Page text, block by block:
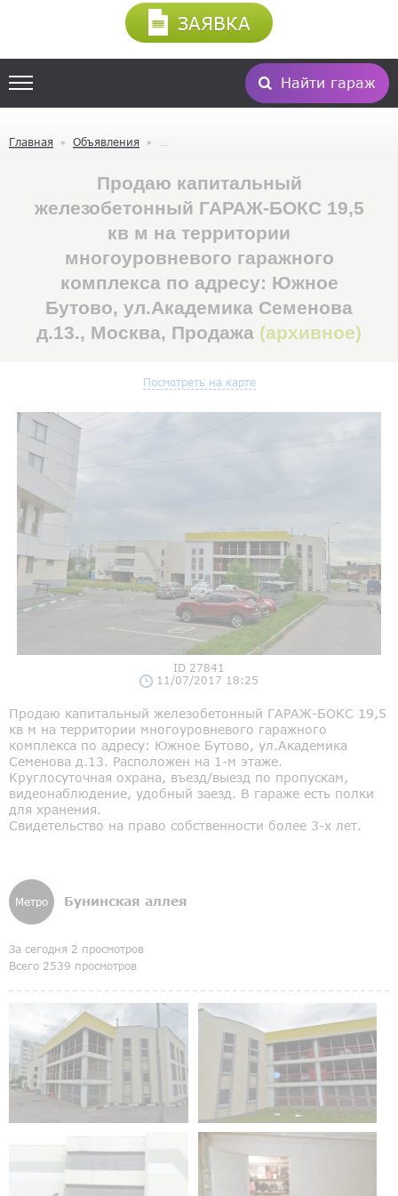
Найти гараж
ЗАЯВКА
Главная Объявления
Продаю капитальный
железобетонный ГАРАЖ-БОКС 19,5
кв м на территории
многоуровневого гаражного
комплекса по адресу: Южное
Бутово, ул.Академика Семенова
д.13., Москва, Продажа (архивное)
Посмотреть на карте
ID 27841
11/07/2017 18:25
Продаю капитальный железобетонный ГАРАЖ-БОКС 19,5
кв м на территории многоуровневого гаражного
комплекса по адресу: Южное Бутово, ул.Академика
Семенова д.13. Расположен на 1-м этаже.
Круглосуточная охрана, въезд/выезд по пропускам,
видеонаблюдение, удобный заезд. В гараже есть полки
для хранения.
Свидетельство на право собственности более 3-х лет.
Метро Бунинская аллея
За сегодня 2 просмотров
Всего 2539 просмотров